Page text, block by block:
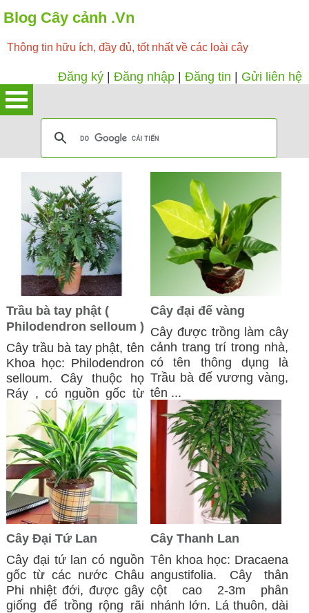
Blog Cây cảnh .Vn
Thông tin hữu ích, đầy đủ, tốt nhất về các loài cây
Đăng ký Đăng nhập Đăng tin Gửi liên hệ
Trầu bà tay phật (
Philodendron selloum )
Cây trầu bà tay phật, tên
Khoa học: Philodendron
selloum. Cây thuộc họ
Ráy , có nguồn gốc từ
các đảo ...
Cây đại đế vàng
Cây được trồng làm cây
cảnh trang trí trong nhà,
có tên thông dụng là
Trầu bà đế vương vàng,
tên ...
Cây Đại Tứ Lan
Cây đại tứ lan có nguồn
gốc từ các nước Châu
Phi nhiệt đới, được gây
giống để trồng rộng rãi
Cây Thanh Lan
Tên khoa học: Dracaena
angustifolia. Cây thân
cột cao 2-3m phân
nhánh lớn. Lá thuôn, dài